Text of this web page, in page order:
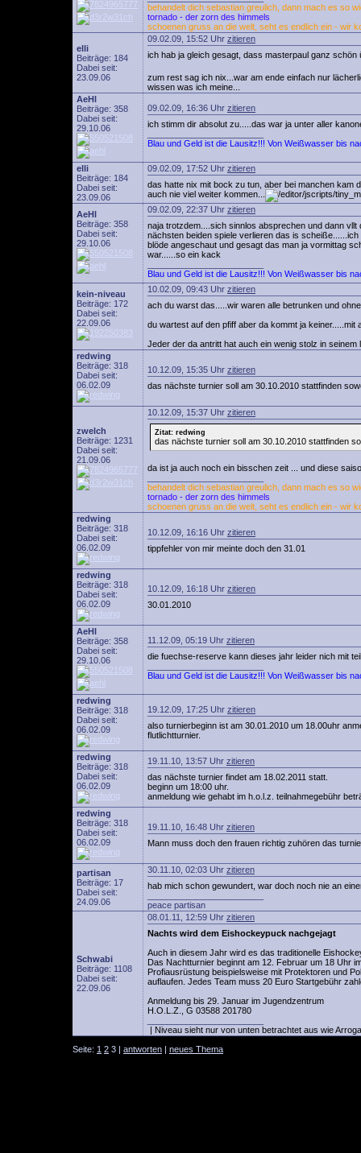
behandelt dich sebastian greulich, dann mach es so
tornado - der zorn des himmels
schoenen gruss an die welt, seht es endlich ein - wir
elli
Beiträge: 184
Dabei seit:
23.09.06
09.02.09, 15:52 Uhr zitieren
ich hab ja gleich gesagt, dass masterpaul ganz schön
zum rest sag ich nix...war am ende einfach nur
wissen was ich meine...
AeHl
Beiträge: 358
Dabei seit:
29.10.06
09.02.09, 16:36 Uhr zitieren
ich stimm dir absolut zu.....das war ja unter aller
Blau und Geld ist die Lausitz!!! Von Weißwasser bis
elli
Beiträge: 184
Dabei seit:
23.09.06
09.02.09, 17:52 Uhr zitieren
das hatte nix mit bock zu tun, aber bei manchen kam
auch nie viel weiter kommen...
AeHl
Beiträge: 358
Dabei seit:
29.10.06
09.02.09, 22:37 Uhr zitieren
naja trotzdem....sich sinnlos absprechen und dann
nächsten beiden spiele verlieren das is
blöde angeschaut und gesagt das man ja vormittag
war......so ein kack
Blau und Geld ist die Lausitz!!! Von Weißwasser bis
kein-niveau
Beiträge: 172
Dabei seit:
22.09.06
10.02.09, 09:43 Uhr zitieren
ach du warst das.....wir waren alle betrunken und
du wartest auf den pfiff aber da kommt ja keiner.....mit
Jeder der da antritt hat auch ein wenig stolz in seinem
redwing
Beiträge: 318
Dabei seit:
06.02.09
10.12.09, 15:35 Uhr zitieren
das nächste turnier soll am 30.10.2010 stattfinden
zwelch
Beiträge: 1231
Dabei seit:
21.09.06
10.12.09, 15:37 Uhr zitieren
Zitat: redwing
das nächste turnier soll am 30.10.2010 stattfinden
da ist ja auch noch ein bisschen zeit ... und diese
behandelt dich sebastian greulich, dann mach es so
tornado - der zorn des himmels
schoenen gruss an die welt, seht es endlich ein - wir
redwing
Beiträge: 318
Dabei seit:
06.02.09
10.12.09, 16:16 Uhr zitieren
tippfehler von mir meinte doch den 31.01
redwing
Beiträge: 318
Dabei seit:
06.02.09
10.12.09, 16:18 Uhr zitieren
30.01.2010
AeHl
Beiträge: 358
Dabei seit:
29.10.06
11.12.09, 05:19 Uhr zitieren
die fuechse-reserve kann dieses jahr leider nich mit
Blau und Geld ist die Lausitz!!! Von Weißwasser bis
redwing
Beiträge: 318
Dabei seit:
06.02.09
19.12.09, 17:25 Uhr zitieren
also turnierbeginn ist am 30.01.2010 um 18.00uhr
flutlichtturnier.
redwing
Beiträge: 318
Dabei seit:
06.02.09
19.11.10, 13:57 Uhr zitieren
das nächste turnier findet am 18.02.2011 statt.
beginn um 18:00 uhr.
anmeldung wie gehabt im h.o.l.z. teilnahmegebühr
redwing
Beiträge: 318
Dabei seit:
06.02.09
19.11.10, 16:48 Uhr zitieren
Mann muss doch den frauen richtig zuhören das
partisan
Beiträge: 17
Dabei seit:
24.09.06
30.11.10, 02:03 Uhr zitieren
hab mich schon gewundert, war doch noch nie an
peace partisan
Schwabi
Beiträge: 1108
Dabei seit:
22.09.06
08.01.11, 12:59 Uhr zitieren
Nachts wird dem Eishockeypuck nachgejagt
Auch in diesem Jahr wird es das traditionelle
Das Nachtturnier beginnt am 12. Februar um 18 Uhr
Profiausrüstung beispielsweise mit Protektoren und
auflaufen. Jedes Team muss 20 Euro Startgebühr
Anmeldung bis 29. Januar im Jugendzentrum
H.O.L.Z., G 03588 201780
| Niveau sieht nur von unten betrachtet aus wie
Seite: 1 2 3 | antworten | neues Thema